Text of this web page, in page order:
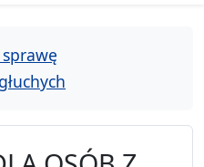
sprawę